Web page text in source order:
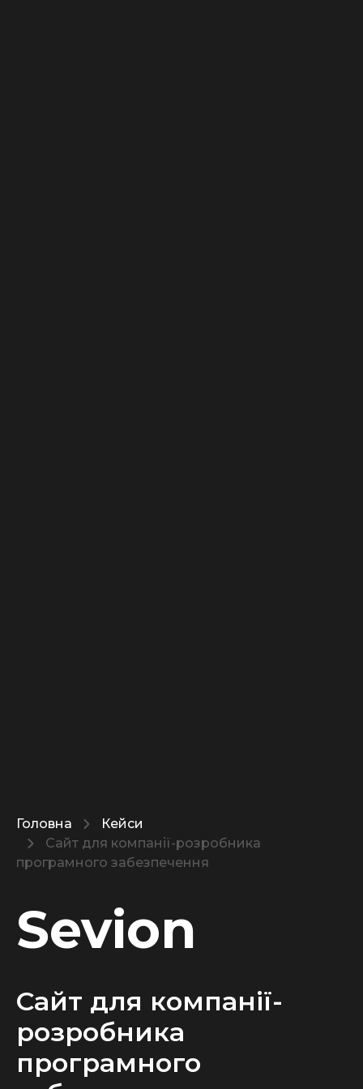
Головна
Кейси
Сайт для компанії-розробника
програмного забезпечення
Sevion
Сайт для компанії-
розробника
програмного